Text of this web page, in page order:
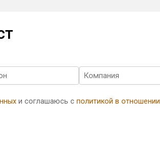
и соглашаюсь сполитикой в отношении